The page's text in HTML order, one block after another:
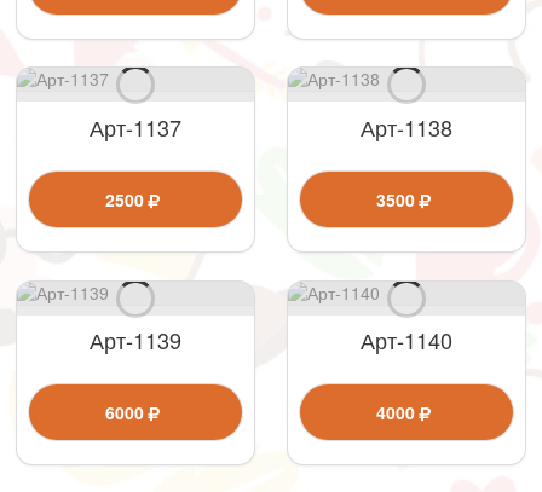
Арт-1137
2500
Арт-1138
3500
Арт-1139
6000
Арт-1140
4000